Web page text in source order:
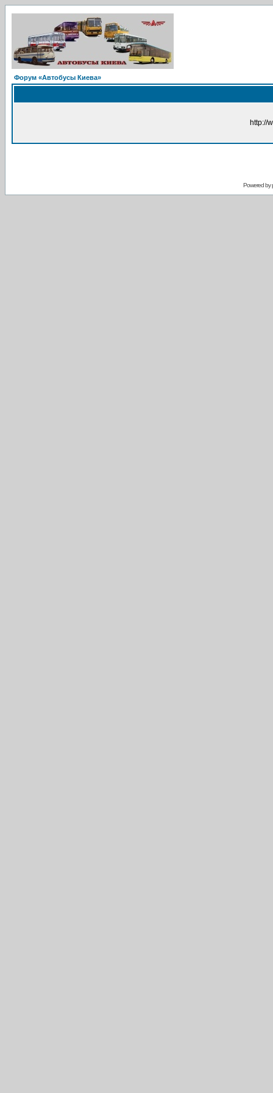
Форум «Автобусы Киева»
http://
Powered by